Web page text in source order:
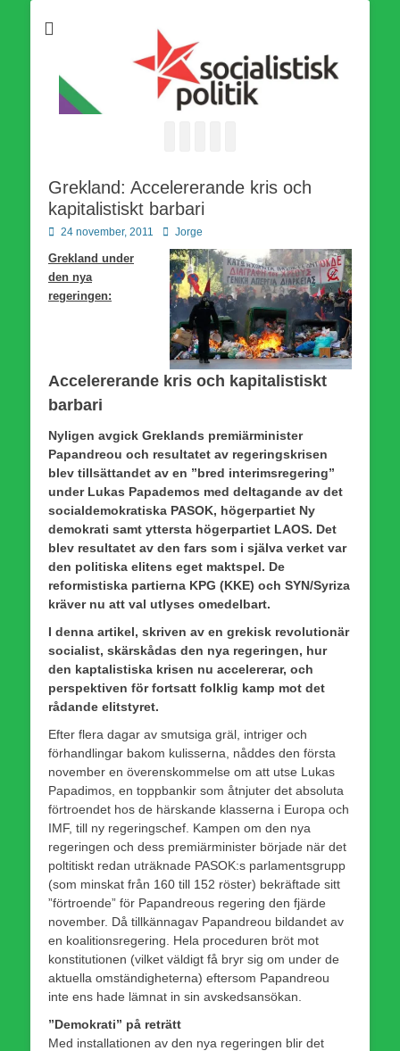
världsomfattande socialistiska Fjärde Internationalen och en viktig
tillgång i kampen för en socialistisk framtid!
Grekland: Accelererande kris och
kapitalistiskt barbari
Publicerad
24 november, 2011 Författare
Jorge
Grekland under
den nya
regeringen:
Accelererande kris och kapitalistiskt
barbari
Nyligen avgick Greklands premiärminister
Papandreou och resultatet av regeringskrisen
blev tillsättandet av en ”bred interimsregering”
under Lukas Papademos med deltagande av det
socialdemokratiska PASOK, högerpartiet Ny
demokrati samt yttersta högerpartiet LAOS. Det
blev resultatet av den fars som i själva verket var
den politiska elitens eget maktspel. De
reformistiska partierna KPG (KKE) och SYN/Syriza
kräver nu att val utlyses omedelbart.
I denna artikel, skriven av en grekisk revolutionär
socialist, skärskådas den nya regeringen, hur
den kaptalistiska krisen nu accelererar, och
perspektiven för fortsatt folklig kamp mot det
rådande elitstyret.
Efter flera dagar av smutsiga gräl, intriger och
förhandlingar bakom kulisserna, nåddes den första
november en överenskommelse om att utse Lukas
Papadimos, en toppbankir som åtnjuter det absoluta
förtroendet hos de härskande klasserna i Europa och
IMF, till ny regeringschef. Kampen om den nya
regeringen och dess premiärminister började när det
poltitiskt redan uträknade PASOK:s parlamentsgrupp
(som minskat från 160 till 152 röster) bekräftade sitt
”förtroende” för Papandreous regering den fjärde
november. Då tillkännagav Papandreou bildandet av
en koalitionsregering. Hela proceduren bröt mot
konstitutionen (vilket väldigt få bryr sig om under de
aktuella omständigheterna) eftersom Papandreou
inte ens hade lämnat in sin avskedsansökan.
”Demokrati” på reträtt
Med installationen av den nya regeringen blir det